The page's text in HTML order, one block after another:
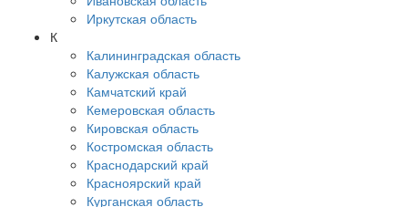
Иркутская область
К
Калининградская область
Калужская область
Камчатский край
Кемеровская область
Кировская область
Костромская область
Краснодарский край
Красноярский край
Курганская область